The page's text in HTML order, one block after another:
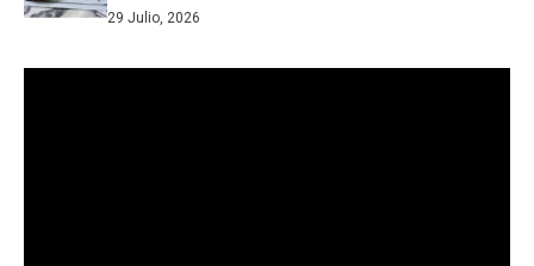
29 Julio, 2026